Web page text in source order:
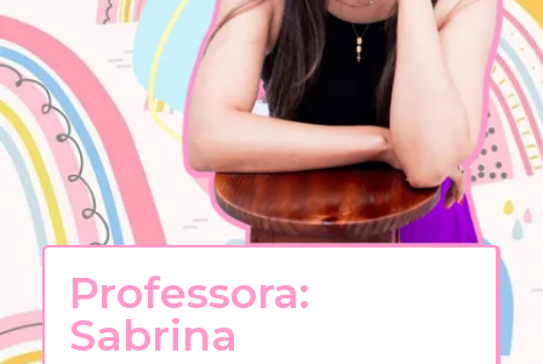
Professora:
Sabrina